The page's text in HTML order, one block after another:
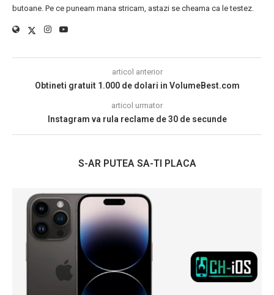
butoane. Pe ce puneam mana stricam, astazi se cheama ca le testez.
articol anterior
Obtineti gratuit 1.000 de dolari in VolumeBest.com
articol urmator
Instagram va rula reclame de 30 de secunde
S-AR PUTEA SA-TI PLACA